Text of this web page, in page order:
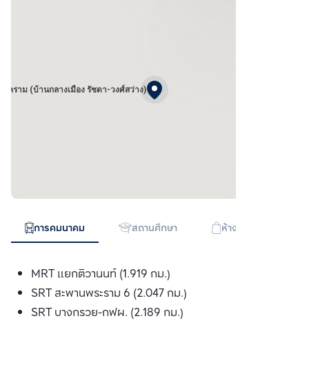
งคราม (บ้านกลางเมือง รัชดา-วงศ์สว่าง)
การคมนาคม สถานศึกษา ห้างสรรพสินค้า
MRT แยกติวานนท์ (1.919 กม.)
SRT สะพานพระราม 6 (2.047 กม.)
SRT บางกรวย-กฟผ. (2.189 กม.)